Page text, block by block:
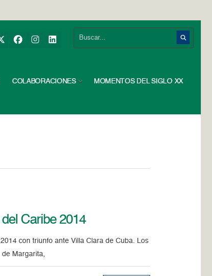
COLABORACIONES MOMENTOS DEL SIGLO XX
Caribe 2014
con triunfo ante Villa Clara de Cuba. Los
de Margarita,